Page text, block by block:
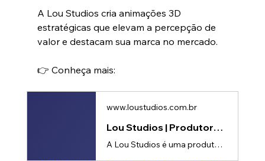
A Lou Studios cria animações 3D
estratégicas que elevam a percepção de
valor e destacam sua marca no mercado.
👉 Conheça mais:
www.loustudios.com.br
Lou Studios | Produtora de vídeos
A Lou Studios é uma produtora de vídeos, especializada em motion design, animação 2D e 3D. Temos o vídeo certo para suas redes sociais!